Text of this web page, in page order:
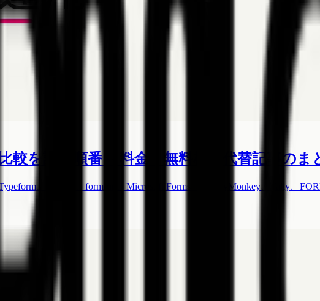
較を読む順番 -- 料金・無料枠・代替記事のま
、Jotform、formrun、Microsoft Forms、SurveyMonkey、Tally、